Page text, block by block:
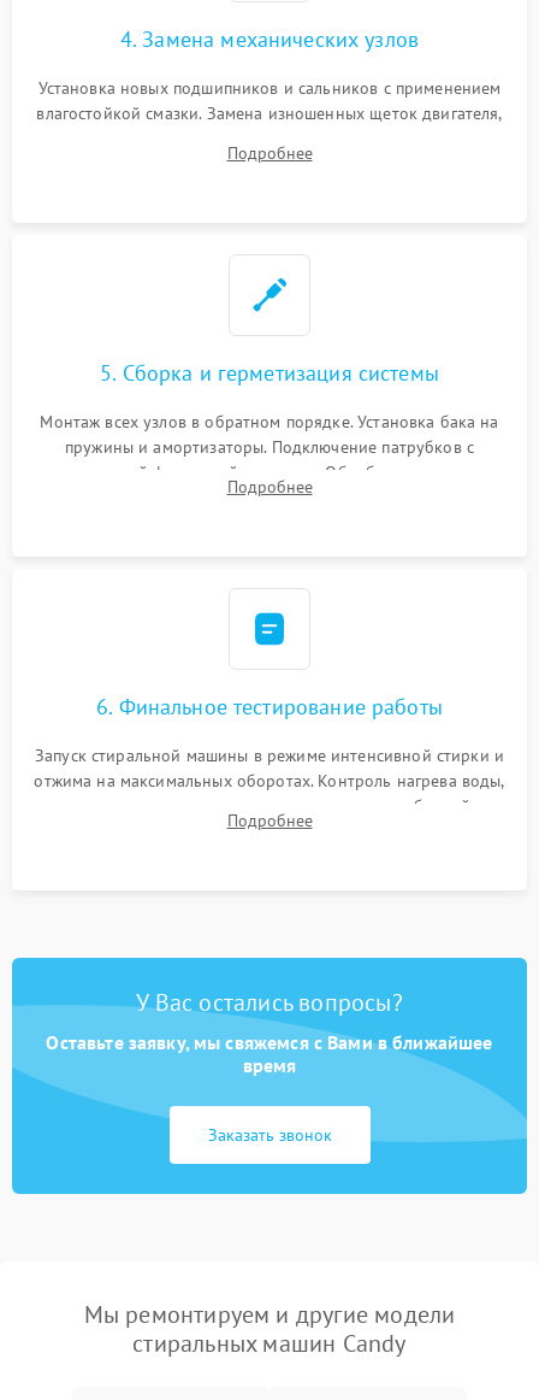
4. Замена механических узлов
Установка новых подшипников и сальников с применением
влагостойкой смазки. Замена изношенных щеток двигателя,
или поврежденной резиновой манжеты.
Подробнее
5. Сборка и герметизация системы
Монтаж всех узлов в обратном порядке. Установка бака на
пружины и амортизаторы. Подключение патрубков с
надежной фиксацией хомутами. Обработка стыков
герметиком для предотвращения возможных протечек воды.
Подробнее
6. Финальное тестирование работы
Запуск стиральной машины в режиме интенсивной стирки и
отжима на максимальных оборотах. Контроль нагрева воды,
корректности слива, отсутствия излишних вибраций,
посторонних стуков и протечек под корпусом.
Подробнее
У Вас остались вопросы?
Оставьте заявку, мы свяжемся с Вами в ближайшее
время
Заказать звонок
Мы ремонтируем и другие модели
стиральных машин Candy